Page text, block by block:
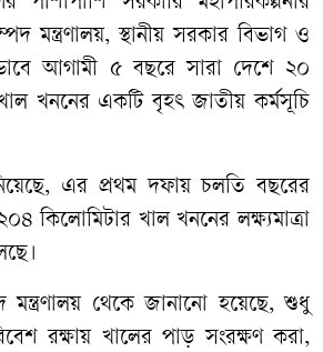
মন্ত্রণালয়, স্থানীয় সরকার বিভাগ ও
আগামী ৫ বছরে সারা দেশে ২০
খননের একটি বৃহৎ জাতীয় কর্মসূচি
এর প্রথম দফায় চলতি বছরের
কিলোমিটার খাল খননের লক্ষ্যমাত্রা
মন্ত্রণালয় থেকে জানানো হয়েছে, শুধু
রক্ষায় খালের পাড় সংরক্ষণ করা,